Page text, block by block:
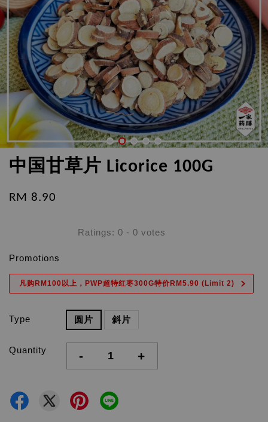
中国甘草片 Licorice 100G
RM 8.90
Ratings: 0 - 0 votes
Promotions
凡购RM100以上，PWP超特红枣300G特价RM5.90 (Limit 2)
Type 圆片 斜片
Quantity - +